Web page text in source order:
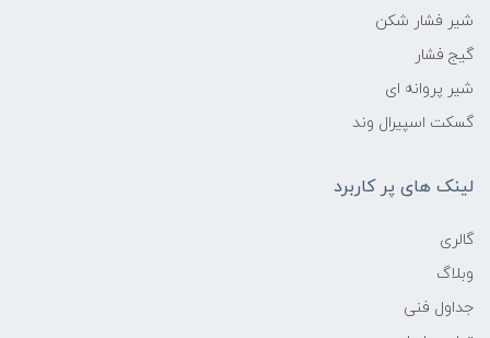
شیر فشار شکن
گیج فشار
شیر پروانه ای
گسکت اسپیرال وند
لینک های پر کاربرد
گالری
وبلاگ
جداول فنی